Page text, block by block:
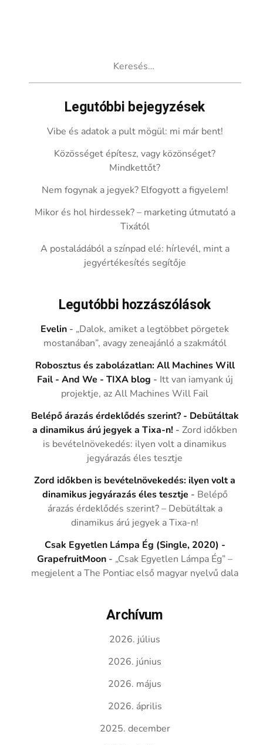
Legutóbbi bejegyzések
Vibe és adatok a pult mögül: mi már bent!
Közösséget építesz, vagy közönséget?
Mindkettőt?
Nem fogynak a jegyek? Elfogyott a figyelem!
Mikor és hol hirdessek? – marketing útmutató a
Tixától
A postaládából a színpad elé: hírlevél, mint a
jegyértékesítés segítője
Legutóbbi hozzászólások
Evelin - „Dalok, amiket a legtöbbet pörgetek
mostanában”, avagy zeneajánló a szakmától
Robosztus és zabolázatlan: All Machines Will
Fail - And We - TIXA blog - Itt van iamyank új
projektje, az All Machines Will Fail
Belépő árazás érdeklődés szerint? - Debütáltak
a dinamikus árú jegyek a Tixa-n! -Zord időkben
is bevételnövekedés: ilyen volt a dinamikus
jegyárazás éles tesztje
Zord időkben is bevételnövekedés: ilyen volt a
dinamikus jegyárazás éles tesztje - Belépő
árazás érdeklődés szerint? – Debütáltak a
dinamikus árú jegyek a Tixa-n!
Csak Egyetlen Lámpa Ég (Single, 2020) -
GrapefruitMoon - „Csak Egyetlen Lámpa Ég” –
megjelent a The Pontiac első magyar nyelvű dala
Archívum
2026. július
2026. június
2026. május
2026. április
2025. december